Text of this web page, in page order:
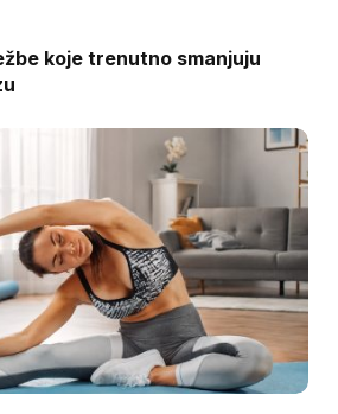
koje trenutno smanjuju